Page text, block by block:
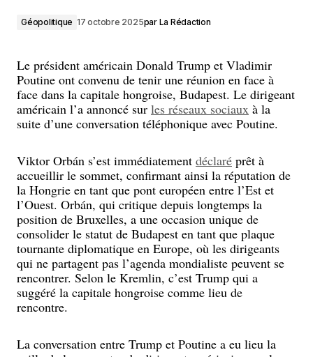
Géopolitique 17 octobre 2025par La Rédaction
Le président américain Donald Trump et Vladimir
Poutine ont convenu de tenir une réunion en face à
face dans la capitale hongroise, Budapest. Le dirigeant
américain l’a annoncé sur les réseaux sociaux à la
suite d’une conversation téléphonique avec Poutine.
Viktor Orbán s’est immédiatement déclaré prêt à
accueillir le sommet, confirmant ainsi la réputation de
la Hongrie en tant que pont européen entre l’Est et
l’Ouest. Orbán, qui critique depuis longtemps la
position de Bruxelles, a une occasion unique de
consolider le statut de Budapest en tant que plaque
tournante diplomatique en Europe, où les dirigeants
qui ne partagent pas l’agenda mondialiste peuvent se
rencontrer. Selon le Kremlin, c’est Trump qui a
suggéré la capitale hongroise comme lieu de
rencontre.
La conversation entre Trump et Poutine a eu lieu la